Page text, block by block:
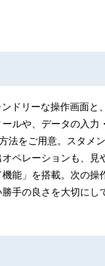
ドリーな操作画面
ルや、データの入
法をご用意。スタメ
ペレーションも、見
能」を搭載。次の
手の良さを大切にし